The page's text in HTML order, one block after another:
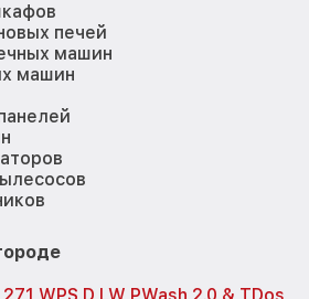
печей
машин
машин